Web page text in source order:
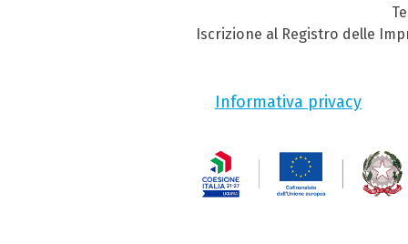
Iscrizione al Registro delle
Informativa privacy